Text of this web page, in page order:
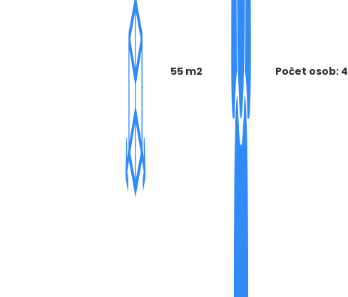
55 m2 Počet osob: 4